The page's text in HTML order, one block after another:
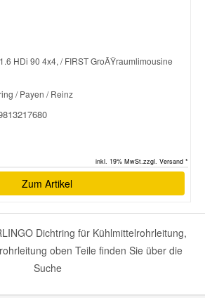
HDi 90 4x4, / FIRST GroÃŸraumlimousine
/ Payen / Reinz
inkl. 19% MwSt.zzgl. Versand *
Zum Artikel
Dichtring für Kühlmittelrohrleitung,
oben Teile finden Sie über die
Suche